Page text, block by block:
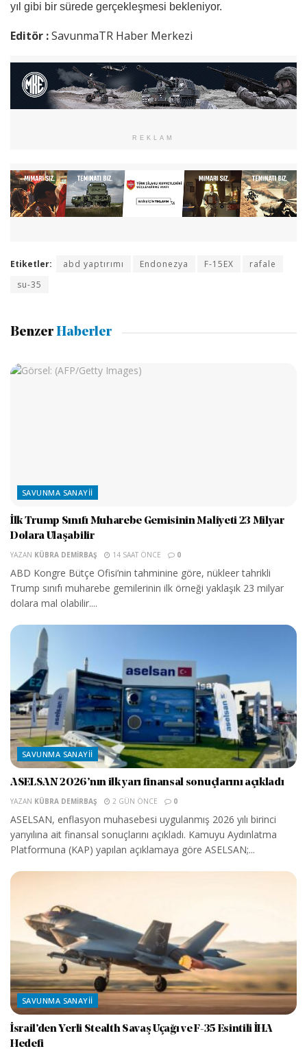
yıl gibi bir sürede gerçekleşmesi bekleniyor.
Editör :SavunmaTR Haber Merkezi
REKLAM
Etiketler: abd yaptırımı Endonezya F-15EX
rafale
su-35
Benzer Haberler
SAVUNMA SANAYII
İlk Trump Sınıfı Muharebe Gemisinin Maliyeti 23 Milyar
Dolara Ulaşabilir
YAZAN KÜBRA DEMIRBAŞ 14 SAAT ÖNCE 0
ABD Kongre Bütçe Ofisi’nin tahminine göre, nükleer tahrikli
Trump sınıfı muharebe gemilerinin ilk örneği yaklaşık 23 milyar
dolara mal olabilir....
SAVUNMA SANAYII
ASELSAN 2026’nın ilk yarı finansal sonuçlarını açıkladı
YAZAN KÜBRA DEMIRBAŞ 2 GÜN ÖNCE 0
ASELSAN, enflasyon muhasebesi uygulanmış 2026 yılı birinci
yarıyılına ait finansal sonuçlarını açıkladı. Kamuyu Aydınlatma
Platformuna (KAP) yapılan açıklamaya göre ASELSAN;...
SAVUNMA SANAYII
İsrail’den Yerli Stealth Savaş Uçağı ve F-35 Esintili İHA
Hedefi